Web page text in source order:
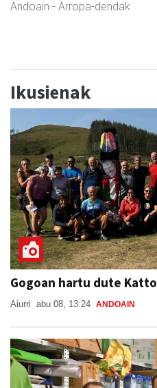
Andoain - Arropa-dendak
Ikusienak
Gogoan hartu dute
Aiurri abu 08, 13:24 ANDOAIN